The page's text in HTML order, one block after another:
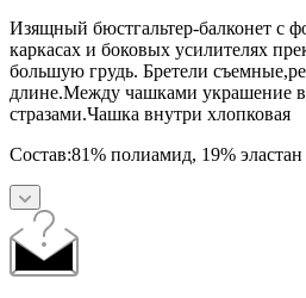
Изящный бюстгальтер-балконет с
каркасах и боковых усилителях
большую грудь. Бретели
длине.Между чашками украшение в
стразами.Чашка внутри хлопковая
Состав:81% полиамид, 19% эластан